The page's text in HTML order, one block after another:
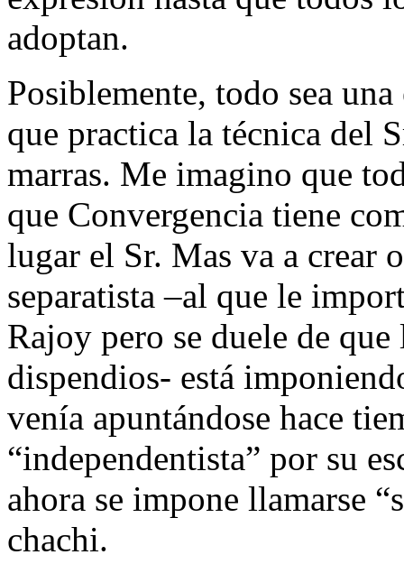
adoptan.
Posiblemente, todo sea
que practica la técnica del
marras. Me imagino que
que Convergencia tiene
lugar el Sr. Mas va a crear
separatista –al que le
Rajoy pero se duele de
dispendios- está
venía apuntándose hace
“independentista” por su
ahora se impone llamarse
chachi.